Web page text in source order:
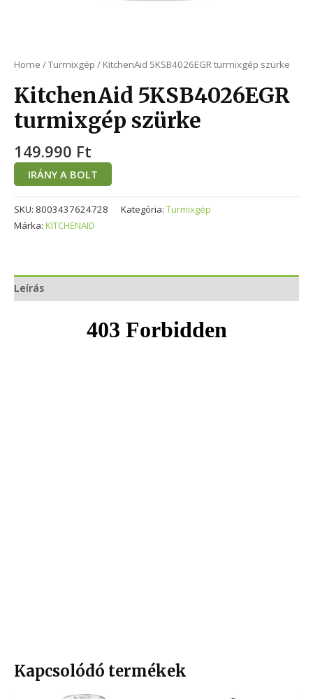
Home /Turmixgép / KitchenAid 5KSB4026EGR turmixgép szürke
KitchenAid 5KSB4026EGR
turmixgép szürke
149.990 Ft
IRÁNY A BOLT
SKU: 8003437624728 Kategória: Turmixgép
Márka: KITCHENAID
Leírás
Kapcsolódó termékek